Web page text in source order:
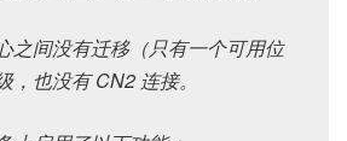
之间没有迁移（只有一个可用位
，也没有 CN2 连接。